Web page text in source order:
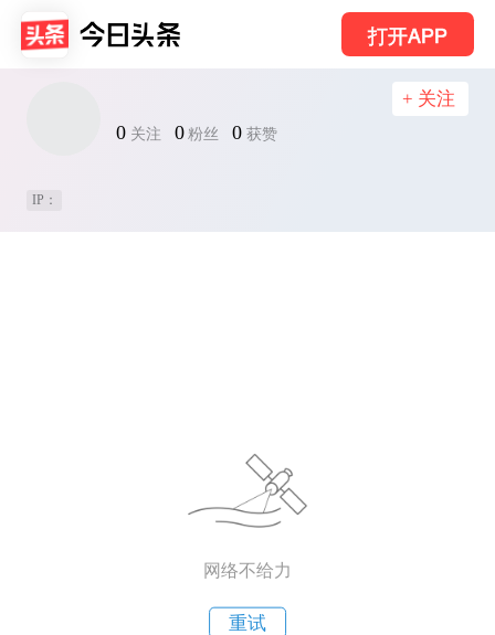
打开APP
0 关注 0 粉丝 0 获赞
+ 关注
IP：
网络不给力
重试